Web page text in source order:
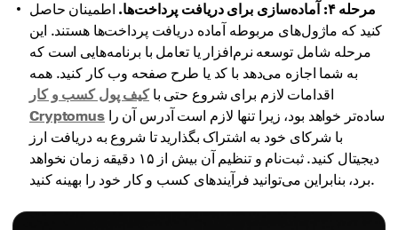
مرحله ۴: آماده‌سازی برای دریافت پرداخت‌ها.
اطمینان حاصل
کنید که ماژول‌های مربوطه آماده دریافت پرداخت‌ها هستند. این
مرحله شامل توسعه نرم‌افزار یا تعامل با برنامه‌هایی است که
به شما اجازه می‌دهد با کد یا طرح صفحه وب کار کنید. همه
اقدامات لازم برای شروع حتی باکیف پول کسب و کار
Cryptomusساده‌تر خواهد بود، زیرا تنها لازم است آدرس آن را
با شرکای خود به اشتراک بگذارید تا شروع به دریافت ارز
دیجیتال کنید. ثبت‌نام و تنظیم آن بیش از ۱۵ دقیقه زمان نخواهد
برد، بنابراین می‌توانید فرآیندهای کسب و کار خود را بهینه کنید.